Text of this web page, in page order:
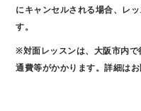
にキャンセルされる場合、レ
す。
※対面レッスンは、大阪市内
通費等がかかります。詳細はお